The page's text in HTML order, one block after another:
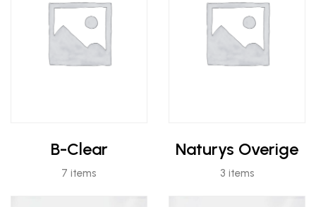
B-Clear
7 items
Naturys Overige
3 items